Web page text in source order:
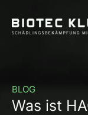
Inhalt
BLOG
Was ist